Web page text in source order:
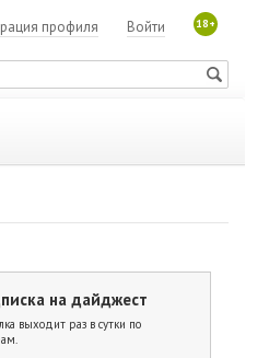
18+
Войти
профиля
на дайджест
выходит раз в сутки по